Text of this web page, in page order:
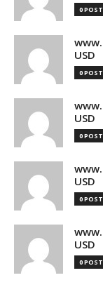
0
USD
0
USD
0
USD
0
USD
0